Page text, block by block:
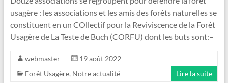
usagère : les associations et les amis des forêts naturelles se
constituent en un COllectif pour la Reviviscence de la Forêt
Usagère de La Teste de Buch (CORFU) dont les buts sont:–
webmaster
19 août 2022
Forêt Usagère, Notre actualité Lire la suite